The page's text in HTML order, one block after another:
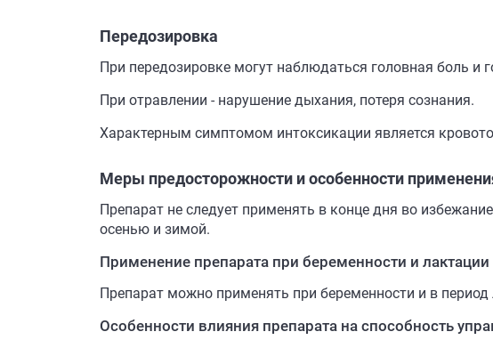
Передозировка
При передозировке могут наблюдаться головная боль и
При отравлении - нарушение дыхания, потеря сознания.
Характерным симптомом интоксикации является
Меры предосторожности и особенности
Препарат не следует применять в конце дня во
осенью и зимой.
Применение препарата при беременности и лактации
Препарат можно применять при беременности и в
Особенности влияния препарата на способность